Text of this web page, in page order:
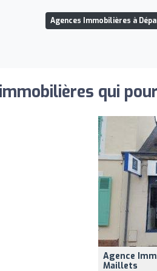
Agences Immobilières à
qui
Agence
Maillets